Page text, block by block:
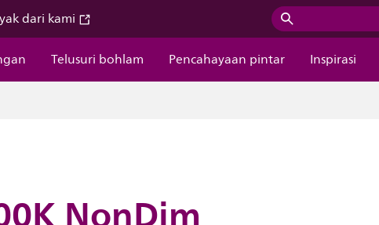
dari kami
Telusuri bohlam Pencahayaan pintar Inspirasi